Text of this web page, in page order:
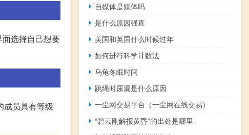
选择自己想要
成员具有等级
自媒体是媒体吗
是什么原因强直
美国和英国什么时候过年
如何进行科学计数法
乌龟冬眠时间
跳绳时尿漏是什么原因
一尘网交易平台（一尘网在线交易）
“碧云刚解报黄昏”的出处是哪里